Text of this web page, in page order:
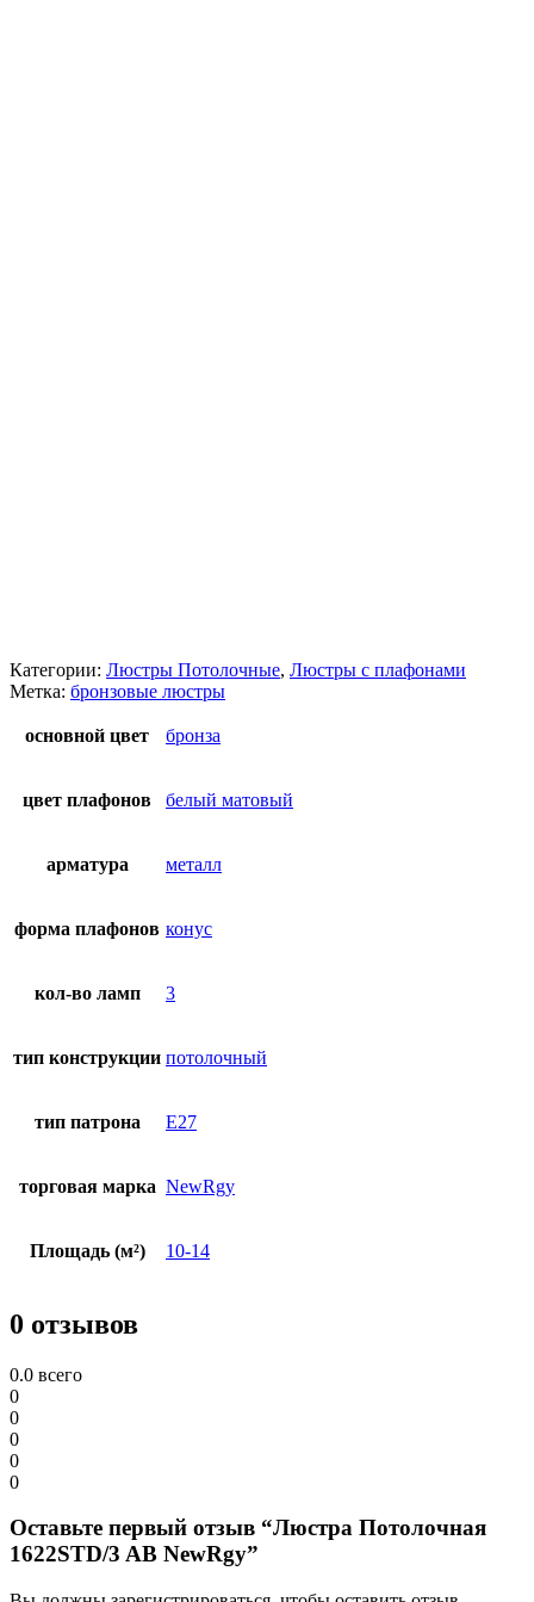
Категории: Люстры Потолочные, Люстры с плафонами
Метка: бронзовые люстры
основной цвет бронза
цвет плафонов белый матовый
арматура металл
форма плафонов конус
кол-во ламп 3
тип конструкции потолочный
тип патрона E27
торговая марка NewRgy
Площадь (м²) 10-14
0 отзывов
0.0 всего
0
0
0
0
0
Оставьте первый отзыв “Люстра Потолочная
1622STD/3 AB NewRgy”